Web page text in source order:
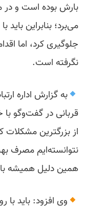
بارش بوده است و
می‌برد؛ بنابراین
جلوگیری کرد، اما
نگرفته است.
به گزارش اداره
قربانی در گفت‌وگو با
از بزرگترین مشکلات
نتوانسته‌ایم مصرف
همین دلیل همیشه
وی افزود: باید با